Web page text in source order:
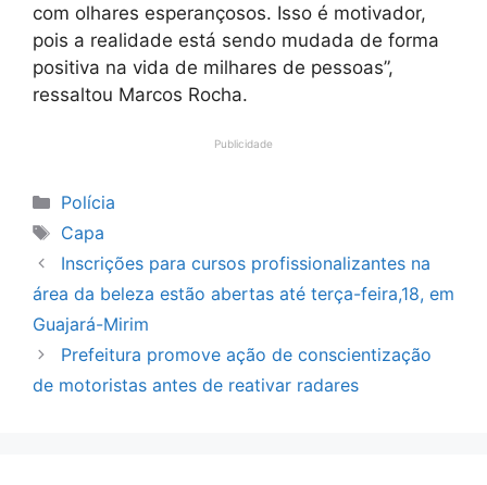
com olhares esperançosos. Isso é motivador,
pois a realidade está sendo mudada de forma
positiva na vida de milhares de pessoas”,
ressaltou Marcos Rocha.
Publicidade
Categorias
Polícia
Tags
Capa
Inscrições para cursos profissionalizantes na
área da beleza estão abertas até terça-feira,18, em
Guajará-Mirim
Prefeitura promove ação de conscientização
de motoristas antes de reativar radares